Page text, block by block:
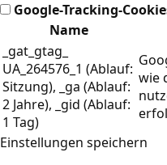
Google-Tracking-
Name
_gat_gtag_
UA_264576_1 (Ablauf:
Sitzung), _ga (Ablauf:
2 Jahre), _gid (Ablauf:
1 Tag)
wie
Einstellungen speichern